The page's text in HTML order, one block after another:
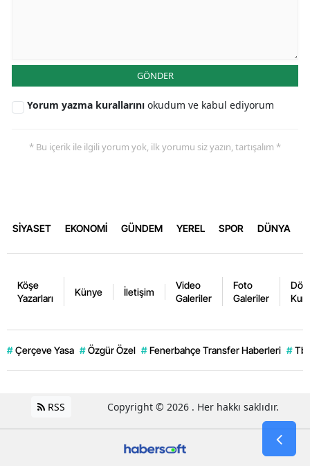
GÖNDER
Yorum yazma kurallarını okudum ve kabul ediyorum
* Bu içerik ile ilgili yorum yok, ilk yorumu siz yazın, tartışalım *
SİYASET EKONOMİ GÜNDEM YEREL SPOR DÜNYA
Köşe
Yazarları
Künye İletişim
Video
Galeriler
Foto
Galeriler
# Çerçeve Yasa # Özgür Özel # Fenerbahçe Transfer Haberleri #
RSS Copyright © 2026 . Her hakkı saklıdır.